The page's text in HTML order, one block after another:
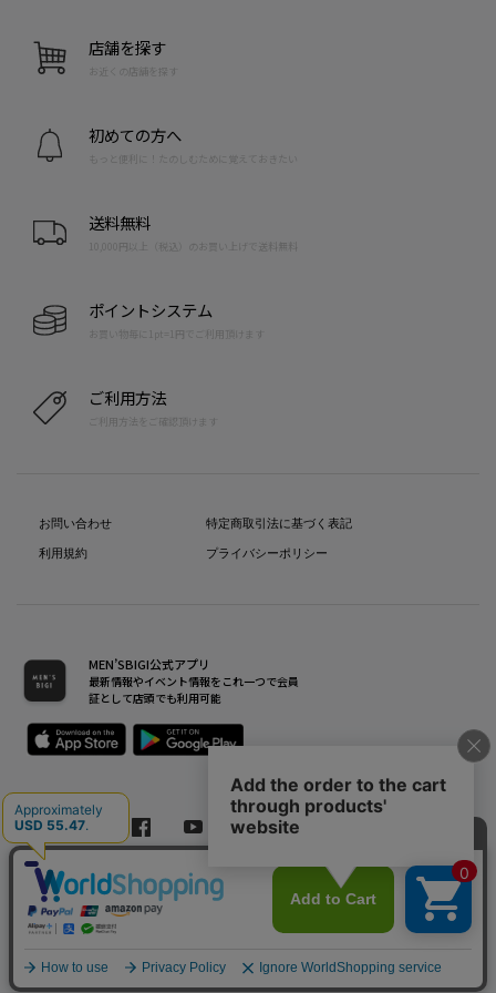
店舗を探す
お近くの店舗を探す
初めての方へ
もっと便利に！たのしむために覚えておきたい
送料無料
10,000円以上（税込）のお買い上げで送料無料
ポイントシステム
お買い物毎に1pt=1円でご利用頂けます
ご利用方法
ご利用方法をご確認頂けます
お問い合わせ
利用規約
特定商取引法に基づく表記
プライバシーポリシー
MEN’SBIGI公式アプリ
最新情報やイベント情報をこれ一つで会員
証として店頭でも利用可能
Copyright(C) Bigi Co.,Ltd.All Rights Reserved.